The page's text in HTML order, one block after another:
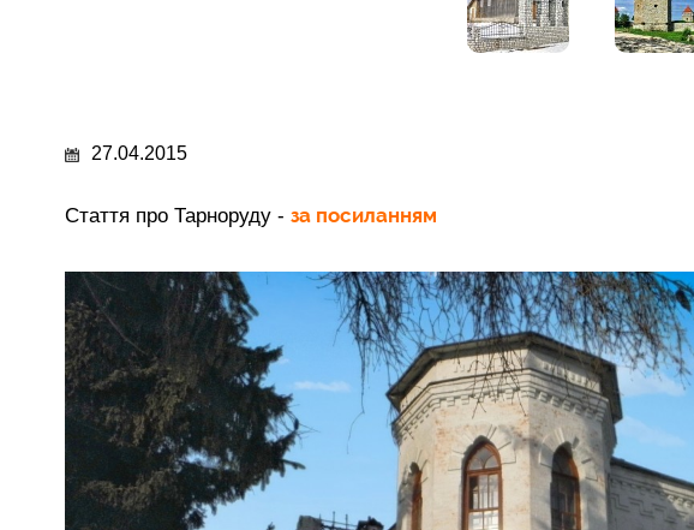
27.04.2015
Стаття про Тарноруду - за посиланням